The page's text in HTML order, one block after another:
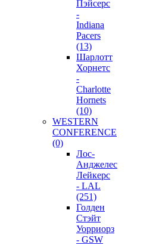
Пэйсерс
-
Indiana
Pacers
(13)
Шарлотт
Хорнетс
-
Charlotte
Hornets
(10)
WESTERN
CONFERENCE
(0)
Лос-
Анджелес
Лейкерс
- LAL
(251)
Голден
Стэйт
Уорриорз
- GSW